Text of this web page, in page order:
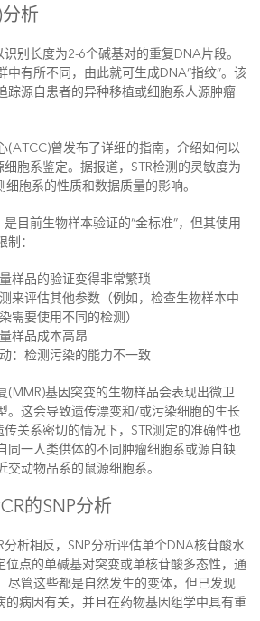
析
别长度为2-6个碱基对的重复DNA片段。
中有所不同，由此就可生成DNA“指纹”。该
踪源自患者的异种移植或细胞系人源肿瘤
(ATCC)曾发布了详细的指南，介绍如何以
胞系鉴定。据报道，STR检测的灵敏度为
胞系的性质和数据质量的影响。
目前生物样本验证的“金标准”，但其使用
：
样品的验证变得非常繁琐
来评估其他参数（例如，检查生物样本中
需要使用不同的检测）
样品成本高昂
：检测污染的能力不一致
(MMR)基因突变的生物样品会表现出微卫
。这会导致遗传漂变和/或污染细胞的生长
传关系密切的情况下，STR测定的准确性也
同一人类供体的不同肿瘤细胞系或源自缺
动物品系的鼠源细胞系。
的SNP分析
分析相反，SNP分析评估单个DNA核苷酸水
位点的单碱基对突变或单核苷酸多态性，通
尽管这些都是自然发生的变体，但已发现
的病因有关，并且在药物基因组学中具有重